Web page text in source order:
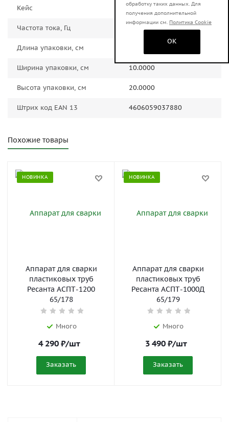
Кейс Пластиковый кейс
Частота тока, Гц 50.0000
Длина упаковки, см
Ширина упаковки, см 10.0000
Высота упаковки, см 20.0000
Штрих код EAN 13 4606059037880
Похожие товары
НОВИНКА
Аппарат для сварки
пластиковых труб
Ресанта АСПТ-1200
65/178
Много
4 290 ₽/шт
Заказать
НОВИНКА
Аппарат для сварки
пластиковых труб
Ресанта АСПТ-1000Д
65/179
Много
3 490 ₽/шт
Заказать
обработку таких данных. Для
получения дополнительной
информации см. Политика Cookie
OK